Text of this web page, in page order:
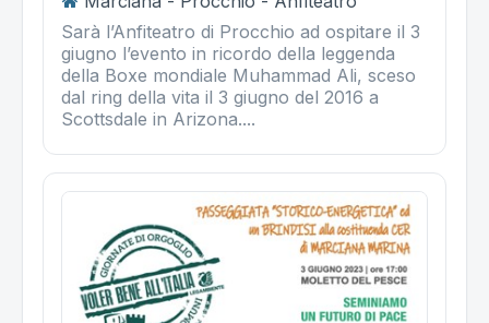
Sarà l’Anfiteatro di Procchio ad ospitare il 3
giugno l’evento in ricordo della leggenda
della Boxe mondiale Muhammad Ali, sceso
dal ring della vita il 3 giugno del 2016 a
Scottsdale in Arizona....